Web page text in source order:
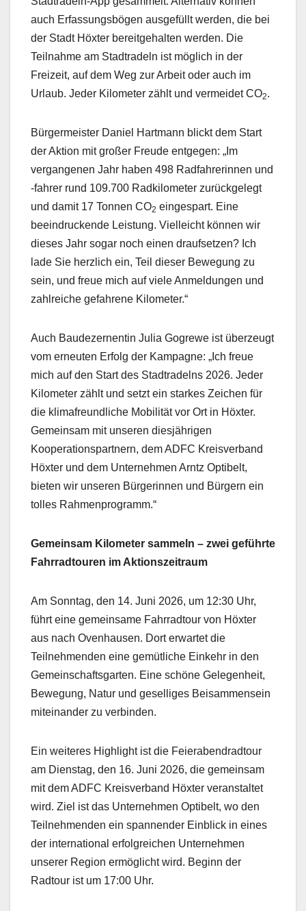
auch Erfassungsbögen ausgefüllt werden, die bei
der Stadt Höxter bereitgehalten werden. Die
Teilnahme am Stadtradeln ist möglich in der
Freizeit, auf dem Weg zur Arbeit oder auch im
Urlaub. Jeder Kilometer zählt und vermeidet CO2.
Bürgermeister Daniel Hartmann blickt dem Start
der Aktion mit großer Freude entgegen: „Im
vergangenen Jahr haben 498 Radfahrerinnen und
-fahrer rund 109.700 Radkilometer zurückgelegt
und damit 17 Tonnen CO2 eingespart. Eine
beeindruckende Leistung. Vielleicht können wir
dieses Jahr sogar noch einen draufsetzen? Ich
lade Sie herzlich ein, Teil dieser Bewegung zu
sein, und freue mich auf viele Anmeldungen und
zahlreiche gefahrene Kilometer.“
Auch Baudezernentin Julia Gogrewe ist überzeugt
vom erneuten Erfolg der Kampagne: „Ich freue
mich auf den Start des Stadtradelns 2026. Jeder
Kilometer zählt und setzt ein starkes Zeichen für
die klimafreundliche Mobilität vor Ort in Höxter.
Gemeinsam mit unseren diesjährigen
Kooperationspartnern, dem ADFC Kreisverband
Höxter und dem Unternehmen Arntz Optibelt,
bieten wir unseren Bürgerinnen und Bürgern ein
tolles Rahmenprogramm.“
Gemeinsam Kilometer sammeln – zwei geführte
Fahrradtouren im Aktionszeitraum
Am Sonntag, den 14. Juni 2026, um 12:30 Uhr,
führt eine gemeinsame Fahrradtour von Höxter
aus nach Ovenhausen. Dort erwartet die
Teilnehmenden eine gemütliche Einkehr in den
Gemeinschaftsgarten. Eine schöne Gelegenheit,
Bewegung, Natur und geselliges Beisammensein
miteinander zu verbinden.
Ein weiteres Highlight ist die Feierabendradtour
am Dienstag, den 16. Juni 2026, die gemeinsam
mit dem ADFC Kreisverband Höxter veranstaltet
wird. Ziel ist das Unternehmen Optibelt, wo den
Teilnehmenden ein spannender Einblick in eines
der international erfolgreichen Unternehmen
unserer Region ermöglicht wird. Beginn der
Radtour ist um 17:00 Uhr.